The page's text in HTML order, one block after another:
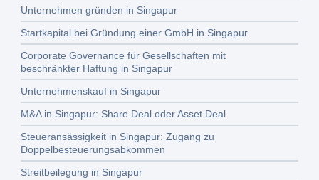
Unternehmen gründen in Singapur
Startkapital bei Gründung einer GmbH in Singapur
Corporate Governance für Gesellschaften mit
beschränkter Haftung in Singapur
Unternehmenskauf in Singapur
M&A in Singapur: Share Deal oder Asset Deal
Steueransässigkeit in Singapur: Zugang zu
Doppelbesteuerungsabkommen
Streitbeilegung in Singapur